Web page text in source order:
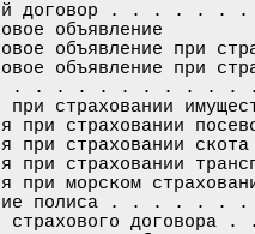
договор . .
объявление
объявление
объявление при
. . . . . . . . .
при страховании
при страховании
при
при
при морском
полиса . .
страхового